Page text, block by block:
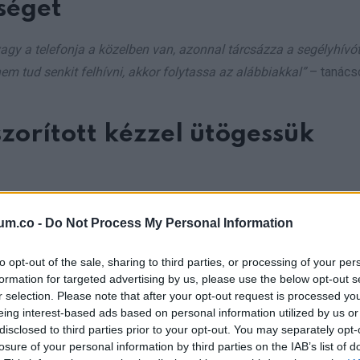
- Do Not Process My Personal Information
opt-out of the sale, sharing to third parties, or processing of your
for targeted advertising by us, please use the below opt-out
selection. Please note that after your opt-out request is processed
interest-based ads based on personal information utilized by us
to third parties prior to your opt-out. You may separately
of your personal information by third parties on the IAB’s list of
a telefonja a közelben van, azonnal tárcsázza a
tud senkit felhívni, akkor folytassa az alábbiakkal”–
kézzel ütögessük
majd a másik kezünkkel befelé és felfelé irányuló nyomást
– magyarázta a szakorvos, hozzátéve: ezt nagyjából
lesz egy
a fulladást okozó falatot, ha egy szék háttámlájára